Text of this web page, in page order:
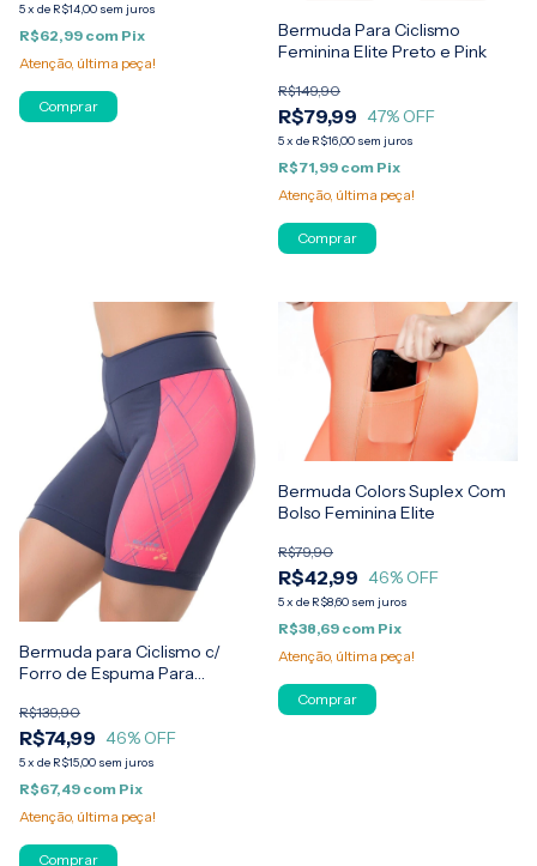
5x de R$14,00 sem juros
R$62,99 com Pix
Atenção, última peça!
Comprar
Bermuda Para Ciclismo
Feminina Elite Preto e Pink
R$79,99
R$149,90
47% OFF
5x de R$16,00 sem juros
R$71,99 com Pix
Atenção, última peça!
Comprar
Bermuda para Ciclismo c/
Forro de Espuma Para
R$74,99
R$139,90
46% OFF
5x de R$15,00 sem juros
R$67,49 com Pix
Atenção, última peça!
Comprar
Bermuda Colors Suplex Com
Bolso Feminina Elite
R$42,99
R$79,90
46% OFF
5x de R$8,60 sem juros
R$38,69 com Pix
Atenção, última peça!
Comprar